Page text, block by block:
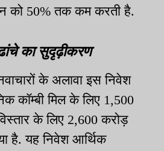
को 50% तक कम करती है.
का सुदृढ़ीकरण
के अलावा इस निवेश
कॉम्बी मिल के लिए 1,500
के लिए 2,600 करोड़
है. यह निवेश आर्थिक